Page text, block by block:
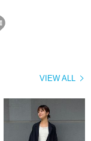
VIEW ALL